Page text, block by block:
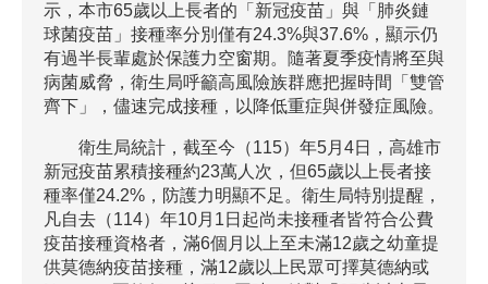
示，本市65歲以上長者的「新冠疫苗」與「肺炎鏈
球菌疫苗」接種率分別僅有24.3%與37.6%，顯示仍
有過半長輩處於保護力空窗期。隨著夏季疫情將至與
病菌威脅，衛生局呼籲高風險族群應把握時間「雙管
齊下」，儘速完成接種，以降低重症與併發症風險。
衛生局統計，截至今（115）年5月4日，高雄市
新冠疫苗累積接種約23萬人次，但65歲以上長者接
種率僅24.2%，防護力明顯不足。衛生局特別提醒，
凡自去（114）年10月1日起尚未接種者皆符合公費
疫苗接種資格者，滿6個月以上至未滿12歲之幼童提
供莫德納疫苗接種，滿12歲以上民眾可擇莫德納或